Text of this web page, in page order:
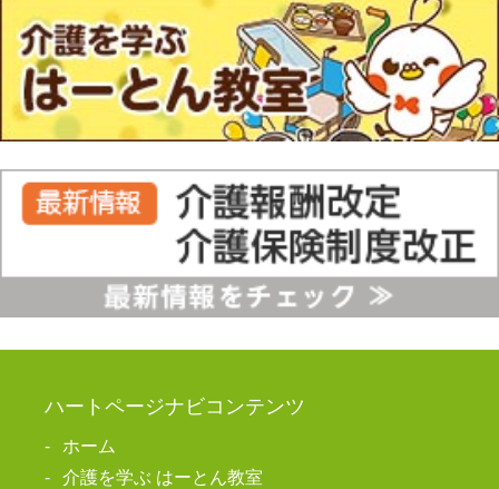
ハートページナビコンテンツ
ホーム
介護を学ぶ はーとん教室